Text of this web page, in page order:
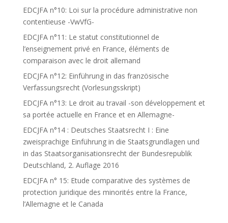
EDCJFA n°10: Loi sur la procédure administrative non
contentieuse -VwVfG-
EDCJFA n°11: Le statut constitutionnel de
l’enseignement privé en France, éléments de
comparaison avec le droit allemand
EDCJFA n°12: Einführung in das französische
Verfassungsrecht (Vorlesungsskript)
EDCJFA n°13: Le droit au travail -son développement et
sa portée actuelle en France et en Allemagne-
EDCJFA n°14 : Deutsches Staatsrecht I : Eine
zweisprachige Einführung in die Staatsgrundlagen und
in das Staatsorganisationsrecht der Bundesrepublik
Deutschland, 2. Auflage 2016
EDCJFA n° 15: Etude comparative des systèmes de
protection juridique des minorités entre la France,
l’Allemagne et le Canada